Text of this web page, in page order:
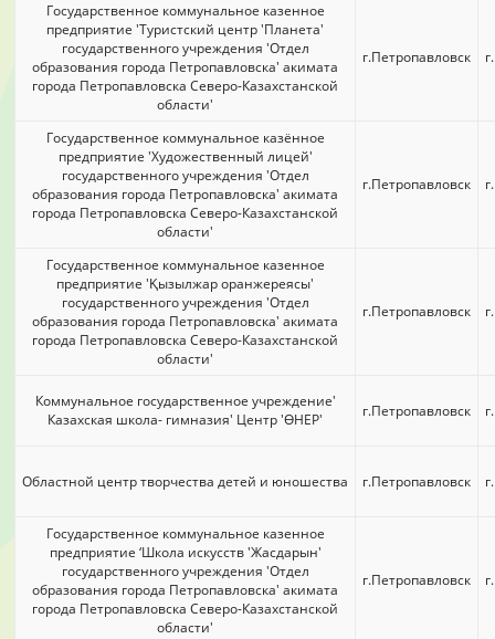
Государственное коммунальное казенное
предприятие 'Туристский центр 'Планета'
государственного учреждения 'Отдел
образования города Петропавловска' акимата
города Петропавловска Северо-Казахстанской
области'
г.Петропавловск
Государственное коммунальное казённое
предприятие 'Художественный лицей'
государственного учреждения 'Отдел
образования города Петропавловска' акимата
города Петропавловска Северо-Казахстанской
области'
г.Петропавловск
Государственное коммунальное казенное
предприятие 'Қызылжар оранжереясы'
государственного учреждения 'Отдел
образования города Петропавловска' акимата
города Петропавловска Северо-Казахстанской
области'
г.Петропавловск
Коммунальное государственное учреждение'
Казахская школа- гимназия' Центр 'ӨНЕР'
г.Петропавловск
Областной центр творчества детей и юношества г.Петропавловск
Государственное коммунальное казенное
предприятие ‘Школа искусств 'Жасдарын'
государственного учреждения 'Отдел
образования города Петропавловска' акимата
города Петропавловска Северо-Казахстанской
области'
г.Петропавловск